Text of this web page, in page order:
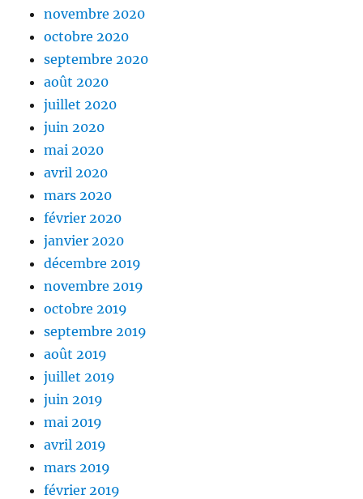
novembre 2020
octobre 2020
septembre 2020
août 2020
juillet 2020
juin 2020
mai 2020
avril 2020
mars 2020
février 2020
janvier 2020
décembre 2019
novembre 2019
octobre 2019
septembre 2019
août 2019
juillet 2019
juin 2019
mai 2019
avril 2019
mars 2019
février 2019